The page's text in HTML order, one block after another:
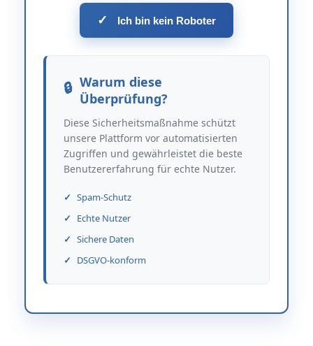
✓ Ich bin kein Roboter
Warum diese
Überprüfung?
Diese Sicherheitsmaßnahme schützt
unsere Plattform vor automatisierten
Zugriffen und gewährleistet die beste
Benutzererfahrung für echte Nutzer.
Spam-Schutz
Echte Nutzer
Sichere Daten
DSGVO-konform